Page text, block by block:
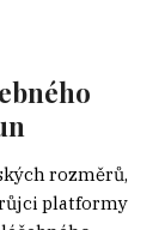
rozměrů,
platformy